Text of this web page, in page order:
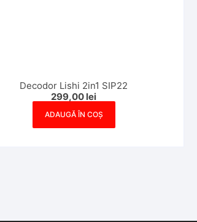
Decodor Lishi 2in1 SIP22
299,00 lei
ADAUGĂ ÎN COȘ